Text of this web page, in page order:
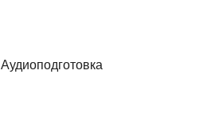
Аудиоподготовка